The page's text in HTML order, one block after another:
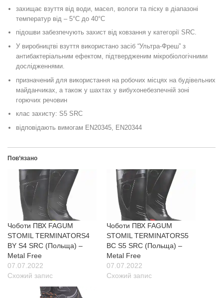
захищає взуття від води, масел, вологи та піску в діапазоні
температур від – 5°С до 40°С
підошви забезпечують захист від ковзання у категорії SRC.
У виробництві взуття використано засіб “Ультра-Фреш” з
антибактеріальним ефектом, підтвердженим мікробіологічними
дослідженнями.
призначений для використання на робочих місцях на будівельних
майданчиках, а також у шахтах у вибухонебезпечній зоні
горючих речовин
клас захисту: S5 SRC
відповідають вимогам EN20345, EN20344
Пов’язано
Чоботи ПВХ FAGUM
STOMIL TERMINATORS4
BY S4 SRC (Польща) –
Metal Free
07.07.2022
Схожий запис
Чоботи ПВХ FAGUM
STOMIL TERMINATORS5
BC S5 SRC (Польща) –
Metal Free
07.07.2022
Схожий запис